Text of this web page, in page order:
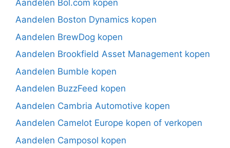
Aandelen Bol.com kopen
Aandelen Boston Dynamics kopen
Aandelen BrewDog kopen
Aandelen Brookfield Asset Management kopen
Aandelen Bumble kopen
Aandelen BuzzFeed kopen
Aandelen Cambria Automotive kopen
Aandelen Camelot Europe kopen of verkopen
Aandelen Camposol kopen